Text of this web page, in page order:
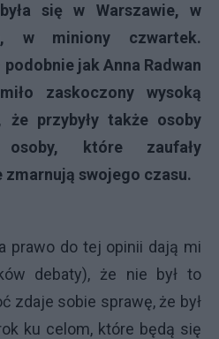
się w Warszawie, w
, w miniony czwartek.
podobnie jak Anna Radwan
zaskoczony wysoką
przybyły także osoby
osoby, które zaufały
swojego czasu.
prawo do tej opinii dają mi
debaty), że nie był to
zdaje sobie sprawę, że był
ku celom, które będą się